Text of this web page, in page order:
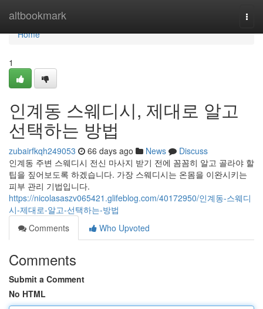
altbookmark
Home
Home
1
인계동 스웨디시, 제대로 알고
선택하는 방법
zubairfkqh249053 66 days ago News
Discuss
인계동 주변 스웨디시 전신 마사지 받기 전에 꼼꼼히 알고 골라야 할
팁을 짚어보도록 하겠습니다. 가장 스웨디시는 온몸을 이완시키는
피부 관리 기법입니다.
https://nicolasaszv065421.glifeblog.com/40172950/인계동-스웨디
시-제대로-알고-선택하는-방법
Comments
Who Upvoted
Comments
Submit a Comment
No HTML